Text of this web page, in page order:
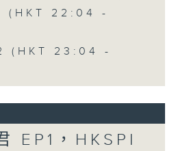
(HKT 22:04 -
(HKT 23:04 -
EP1，HKSPI